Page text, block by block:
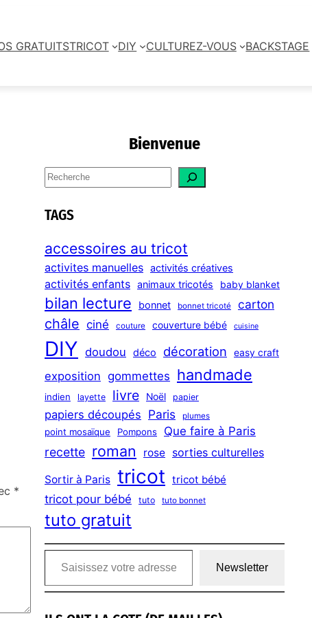
GRATUITSTRICOT DIY CULTUREZ-VOUS BACKSTAGE
*
Bienvenue
S
e
a
r
h
TAGS
accessoires au tricot
activites manuelles activités créatives
activités enfants animaux tricotés baby blanket
bilan lecture bonnet bonnet tricoté carton
châle ciné couture couverture bébé cuisine
DIY doudou déco décoration easy craft
exposition gommettes handmade
indien layette livre Noël papier
papiers découpés Paris plumes
point mosaïque Pompons Que faire à Paris
recette roman rose sorties culturelles
Sortir à Paris tricot tricot bébé
tricot pour bébé tuto tuto bonnet
tuto gratuit
Saisissez votre adresse e-mail…
Newsletter